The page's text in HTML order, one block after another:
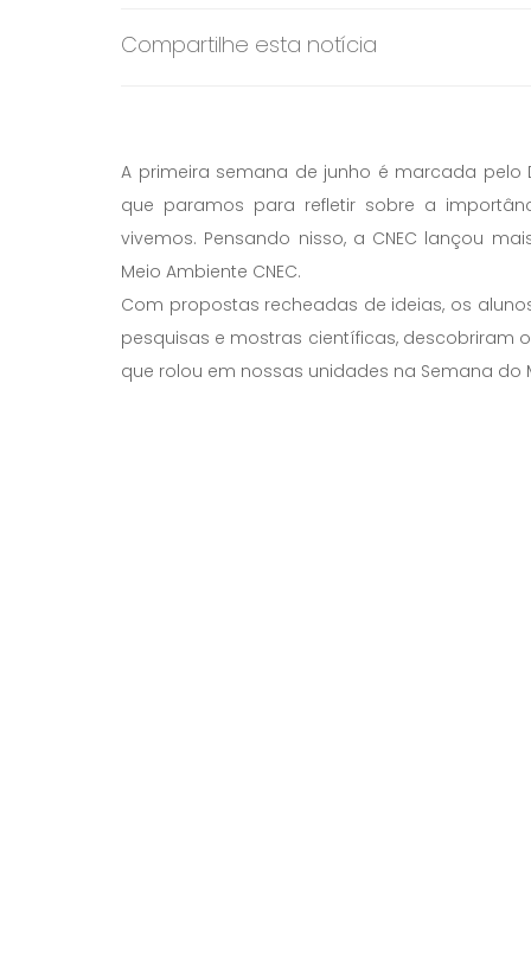
Compartilhe esta notícia
A primeira semana de junho é marcada pelo
que paramos para refletir sobre a
vivemos. Pensando nisso, a CNEC lançou
Meio Ambiente CNEC.
Com propostas recheadas de ideias, os
pesquisas e mostras científicas, descobriram
que rolou em nossas unidades na Semana do